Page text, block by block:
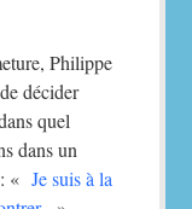
Philippe
décider
quel
dans un
: «Je suis à la